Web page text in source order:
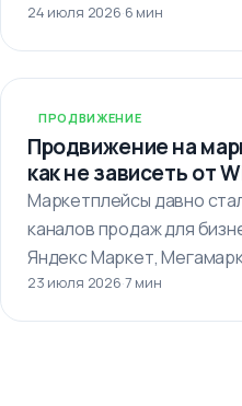
улучшаться. Кажется,…
24 июля 2026·6 мин
ПРОДВИЖЕНИЕ
Продвижение на
как не зависеть от
Маркетплейсы давно
каналов продаж для
Яндекс Маркет,
23 июля 2026·7 мин